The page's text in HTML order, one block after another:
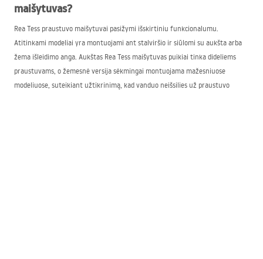
maišytuvas?
Rea Tess praustuvo maišytuvai pasižymi išskirtiniu funkcionalumu.
Atitinkami modeliai yra montuojami ant stalviršio ir siūlomi su aukšta arba
žema išleidimo anga. Aukštas Rea Tess maišytuvas puikiai tinka dideliems
praustuvams, o žemesnė versija sėkmingai montuojama mažesniuose
modeliuose, suteikiant užtikrinimą, kad vanduo neišsilies už praustuvo